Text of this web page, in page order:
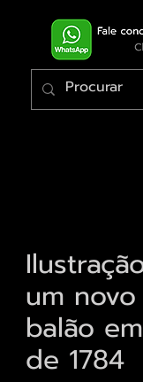
um
balão
de 1784